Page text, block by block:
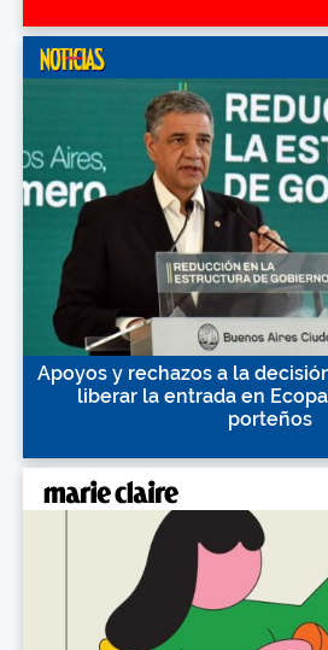
Apoyos y rechazos a la
liberar la entrada en
porteños